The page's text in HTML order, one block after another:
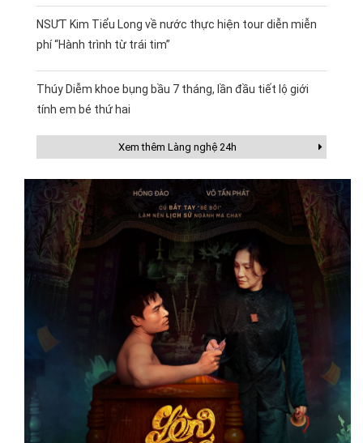
NSƯT Kim Tiểu Long về nước thực hiện tour diễn miễn
phí “Hành trình từ trái tim”
Thúy Diễm khoe bụng bầu 7 tháng, lần đầu tiết lộ giới
tính em bé thứ hai
Xem thêm Làng nghệ 24h